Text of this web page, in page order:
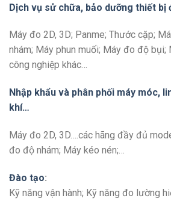
Dịch vụ sử chữa, bảo dưỡng thiết bị
Máy đo 2D, 3D; Panme; Thước cặp;
nhám; Máy phun muối; Máy đo độ
công nghiệp khác…
Nhập khẩu và phân phối máy móc,
khí…
Máy đo 2D, 3D….các hãng đầy đủ
đo độ nhám; Máy kéo nén;…
Đào tạo:
Kỹ năng vận hành; Kỹ năng đo lường